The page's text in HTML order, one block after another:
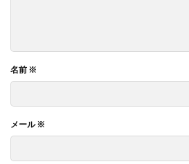
名前 ※
メール※